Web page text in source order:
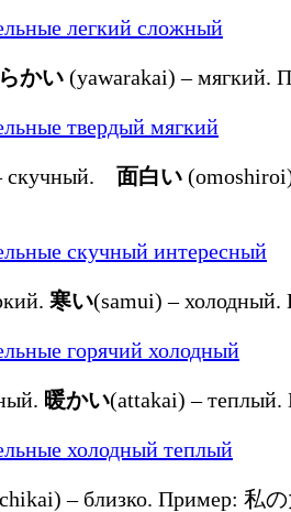
かい (yawarakai) – мягкий.
скучный. 面白い
寒い(samui) –
暖かい(attakai) –
– близко. Пример: 私